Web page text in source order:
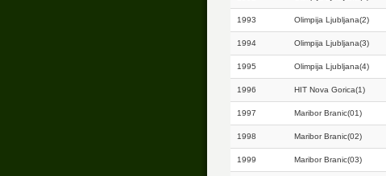
1993 Olimpija Ljubljana(2)
1994 Olimpija Ljubljana(3)
1995 Olimpija Ljubljana(4)
1996 HIT Nova Gorica(1)
1997 Maribor Branic(01)
1998 Maribor Branic(02)
1999 Maribor Branic(03)